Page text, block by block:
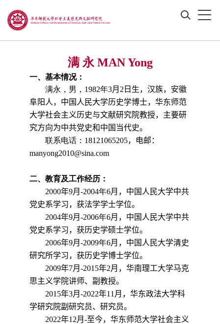
满 永 MAN Yong
一、基本情况：
满永，男， 1982年3月 2 日 生，汉族，安徽
阜阳 人，中国人民大学历史学博士， 华东师范
大学社会主义历史与文献研究院教授，主要研
究方向为中共党史和中国当代史。
联系电话： 18121065205，
电邮：
manyong2010@sina.com
二、教育及工作经历：
2000年9月 -2004年6月 ，中国人民大学中共
党史系学习，获法学学士学位。
2004年9月 -2006年6月 ，中国人民大学中共
党史系学习，获历史学硕士学位。
2006年9月 -2009年6月 ，中国人民大学清史
研究所学习，获历史学博士学位。
2009年7月 -2015年2月， 华南理工大学马克
思主义学院讲师、 副教授。
2015年3月 -2022年11 月， 华东政法大学科
学研究院副研究员、研究员。
2022年12月 -至今，华东师范大学社会主义